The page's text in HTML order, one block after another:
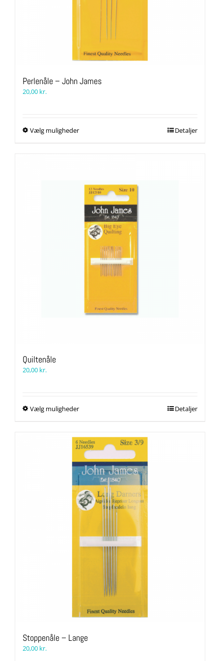
Perlenåle – John James
20,00 kr.
Vælg mulighederDette
kan
vælges
varesiden
Detaljer
Quiltenåle
20,00 kr.
Vælg mulighederDette
flere
varianter.
Mulighederne
kan
vælges
på
varesiden
Detaljer
Stoppenåle – Lange
20,00 kr.